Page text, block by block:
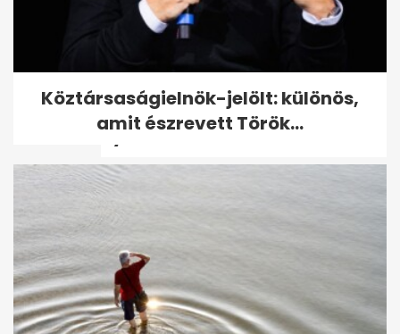
Londonba érkezett Harry
herceg, a királyi család tagjai
nyilvános...
Köztársaságielnök-jelölt: különös,
amit észrevett Török...